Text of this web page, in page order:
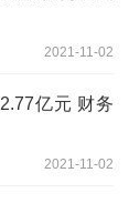
2021-11-02
亿元 财务
2021-11-02